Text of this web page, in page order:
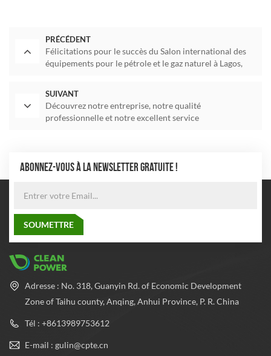
PRÉCÉDENT
Félicitations pour le succès du Salon international des
équipements pour le pétrole et le gaz naturel à Lagos,
SUIVANT
Découvrez notre entreprise, notre qualité
professionnelle et notre excellent service
ABONNEZ-VOUS À LA NEWSLETTER GRATUITE !
Adresse : No. 318, Guanyin Rd. of Economic Development
Zone of Taihu county, Anqing, Anhui Province, P. R. China
Tél : +8613989753612
E-mail : gulin@cpte.cn